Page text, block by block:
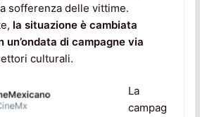
sofferenza delle vittime.
la situazione è cambiata
un’ondata di campagne via
culturali.
La
campag